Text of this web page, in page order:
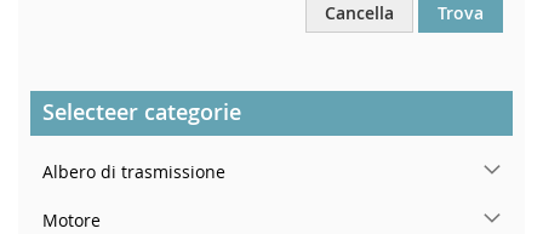
Cancella Trova
Selecteer categorie
Albero di trasmissione
Motore